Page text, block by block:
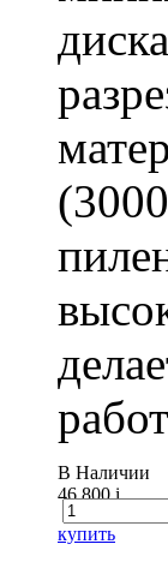
В Наличии
46 800i
купить